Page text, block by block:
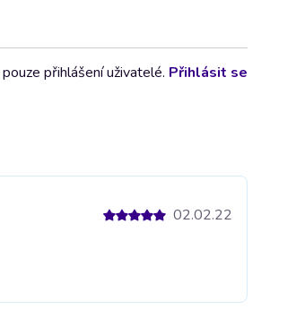
přihlášení uživatelé. Přihlásit se
02.02.22